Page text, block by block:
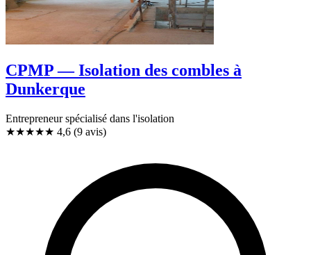
CPMP — Isolation des combles à
Dunkerque
Entrepreneur spécialisé dans l'isolation
★★★★★ 4,6 (9 avis)